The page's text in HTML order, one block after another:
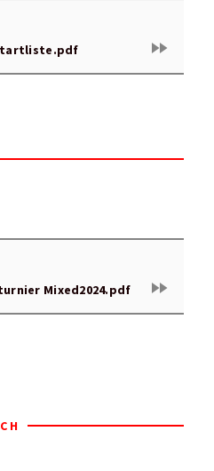
fast_forward
Mixed2024.pdf
fast_forward